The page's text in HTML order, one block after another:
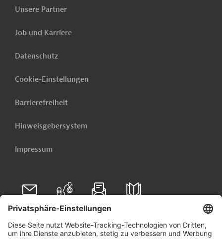
Unsere Partner
Job und Karriere
Datenschutz
Cookie-Einstellungen
Barrierefreiheit
Hinweisgebersystem
Impressum
Folgen Sie uns auf